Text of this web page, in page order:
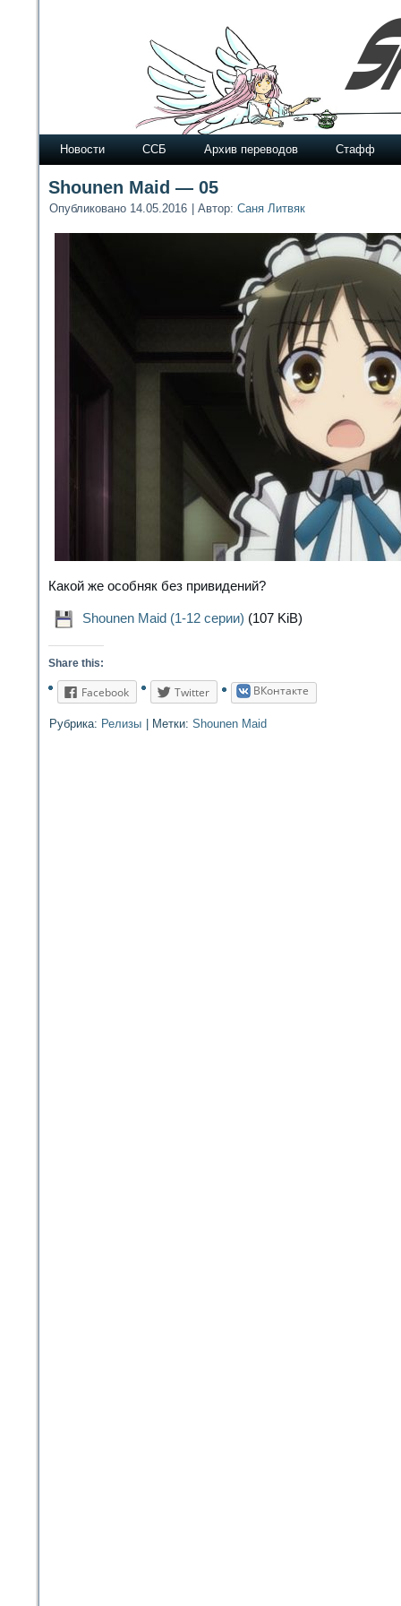
Новости ССБ Архив переводов Стафф
Shounen Maid — 05
Опубликовано 14.05.2016 Автор: Саня Литвяк
Какой же особняк без привидений?
Shounen Maid (1-12 серии) (107 KiB)
Share this:
Facebook Twitter ВКонтакте
Рубрика: Релизы Метки: Shounen Maid